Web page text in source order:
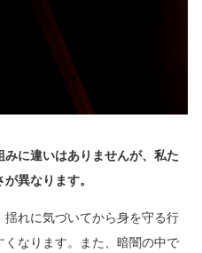
に違いはありませんが、私た
異なります。
れに気づいてから身を守る行
なります。また、暗闇の中で